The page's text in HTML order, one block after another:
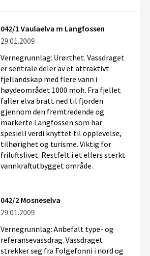
042/1 Vaulaelva m Langfossen
29.01.2009
Vernegrunnlag: Urørthet. Vassdraget
er sentrale deler av et attraktivt
fjellandskap med flere vann i
høydeområdet 1000 moh. Fra fjellet
faller elva bratt ned til fjorden
gjennom den fremtredende og
markerte Langfossen som har
spesiell verdi knyttet til opplevelse,
tilhørighet og turisme. Viktig for
friluftslivet. Restfelt i et ellers sterkt
vannkraftutbygget område.
042/2 Mosneselva
29.01.2009
Vernegrunnlag: Anbefalt type- og
referansevassdrag. Vassdraget
strekker seg fra Folgefonni i nord og